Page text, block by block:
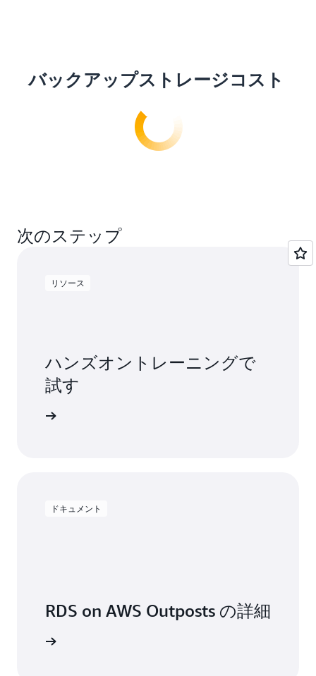
バックアップストレージコスト
次のステップ
リソース
ハンズオントレーニングで
試す
ドキュメント
RDS on AWS Outposts の詳細